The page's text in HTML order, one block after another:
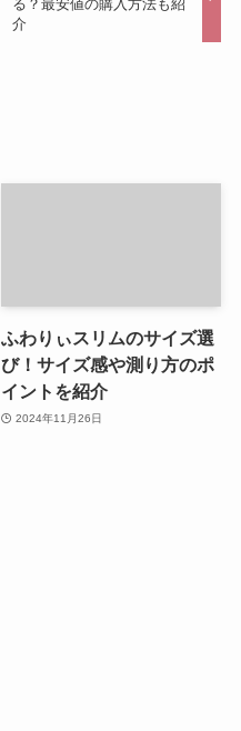
る？最安値の購入方法も紹
介
ふわりぃスリムのサイズ選
び！サイズ感や測り方のポ
イントを紹介
2024年11月26日